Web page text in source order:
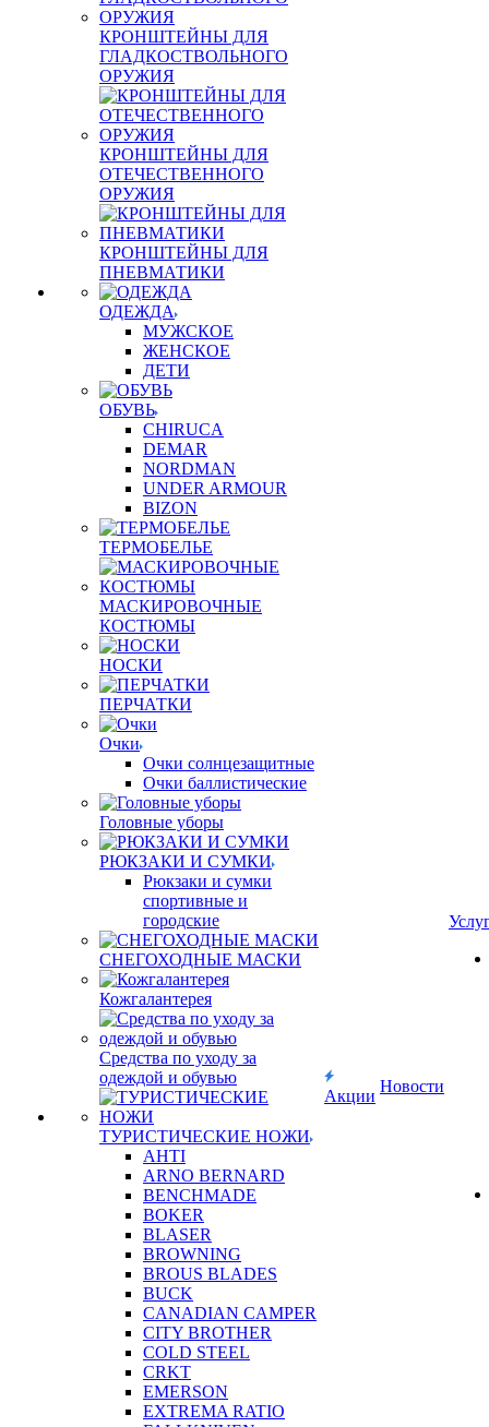
КРОНШТЕЙНЫ ДЛЯ
ГЛАДКОСТВОЛЬНОГО
ОРУЖИЯ
КРОНШТЕЙНЫ ДЛЯ
ОТЕЧЕСТВЕННОГО
ОРУЖИЯ
КРОНШТЕЙНЫ ДЛЯ
ПНЕВМАТИКИ
ОДЕЖДА
МУЖСКОЕ
ЖЕНСКОЕ
ДЕТИ
ОБУВЬ
CHIRUCA
DEMAR
NORDMAN
UNDER ARMOUR
BIZON
ТЕРМОБЕЛЬЕ
МАСКИРОВОЧНЫЕ
КОСТЮМЫ
НОСКИ
ПЕРЧАТКИ
Очки
Очки солнцезащитные
Очки баллистические
Головные уборы
РЮКЗАКИ И СУМКИ
Рюкзаки и сумки
спортивные и
городские
СНЕГОХОДНЫЕ МАСКИ
Кожгалантерея
Средства по уходу за
одеждой и обувью
ТУРИСТИЧЕСКИЕ НОЖИ
AHTI
ARNO BERNARD
BENCHMADE
BOKER
BLASER
BROWNING
BROUS BLADES
BUCK
CANADIAN CAMPER
CITY BROTHER
COLD STEEL
CRKT
EMERSON
EXTREMA RATIO
Акции
Новости